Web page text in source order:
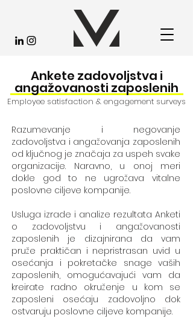
Ankete zadovoljstva i
angažovanosti zaposlenih
Employee satisfaction & engagement surveys
Razumevanje i negovanje
zadovoljstva i angažovanja zaposlenih
od ključnog je značaja za uspeh svake
organizacije. Naravno, u onoj meri
dokle god to ne ugrožava vitalne
poslovne ciljeve kompanije.
Usluga izrade i analize rezultata Anketi
o zadovoljstvu i angažovanosti
zaposlenih je dizajnirana da vam
pruže praktičan i nepristrasan uvid u
osećanja i pokretačke snage vaših
zaposlenih, omogućavajući vam da
kreirate radno okruženje u kom se
zaposleni osećaju zadovoljno dok
ostvaruju poslovne ciljeve kompanije.